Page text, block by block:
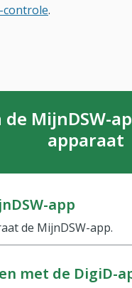
controle.
de MijnDSW-
apparaat
app
de MijnDSW-app.
met de DigiD-